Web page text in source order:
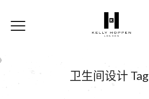
卫生间设计 Tag